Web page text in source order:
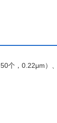
50个，0.22μm）